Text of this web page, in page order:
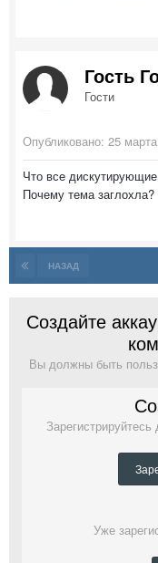
Гость
Гости
Опубликовано: 25
Что все
Почему тема заглохла?
НАЗАД
Создайте
Вы должны быть
Уже